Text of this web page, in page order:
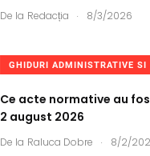
De la Redacția . 8/3/2026
GHIDURI ADMINISTRATIVE SI
Ce acte normative au
2 august 2026
De la Raluca Dobre . 8/2/